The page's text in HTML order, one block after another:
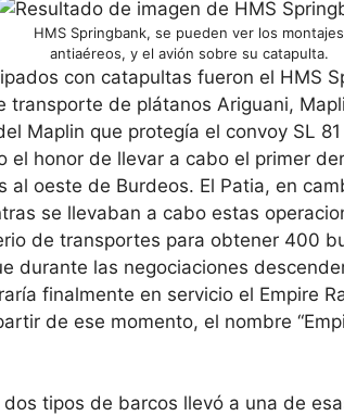
HMS Springbank, se pueden ver los montajes
antiaéreos, y el avión sobre su catapulta.
con catapultas fueron el HMS
transporte de plátanos Ariguani,
Maplin que protegía el convoy SL
el honor de llevar a cabo el primer
al oeste de Burdeos. El Patia, en
se llevaban a cabo estas
de transportes para obtener 400
durante las negociaciones
finalmente en servicio el Empire
de ese momento, el nombre
tipos de barcos llevó a una de